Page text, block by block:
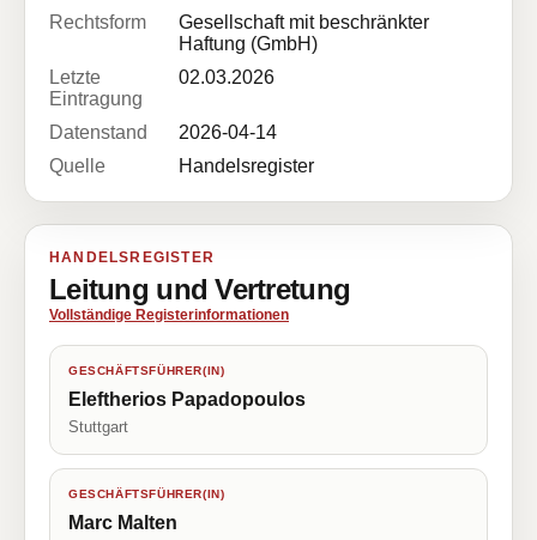
Rechtsform
Gesellschaft mit beschränkter
Haftung (GmbH)
Letzte
Eintragung
02.03.2026
Datenstand
2026-04-14
Quelle
Handelsregister
HANDELSREGISTER
Leitung und Vertretung
Vollständige Registerinformationen
GESCHÄFTSFÜHRER(IN)
Eleftherios Papadopoulos
Stuttgart
GESCHÄFTSFÜHRER(IN)
Marc Malten